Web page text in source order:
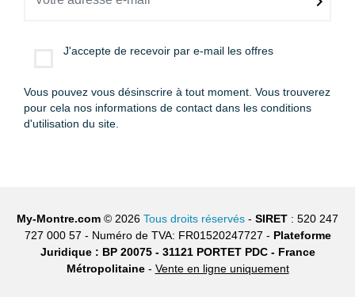
J'accepte de recevoir par e-mail les offres
Vous pouvez vous désinscrire à tout moment. Vous trouverez
pour cela nos informations de contact dans les conditions
d'utilisation du site.
My-Montre.com © 2026 Tous droits réservés - SIRET : 520 247
727 000 57 - Numéro de TVA: FR01520247727 - Plateforme
Juridique : BP 20075 - 31121 PORTET PDC - France
Métropolitaine- Vente en ligne uniquement